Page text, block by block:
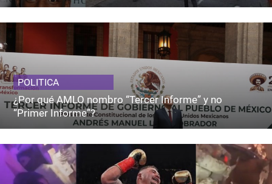
POLITICA
¿Por qué AMLO nombro “Tercer Informe” y no
“Primer Informe”?